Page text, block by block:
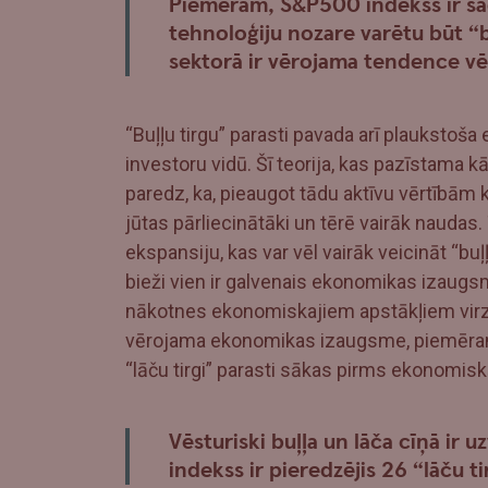
Piemēram, S&P500 indekss ir
tehnoloģiju nozare varētu būt
sektorā ir vērojama tendence
“Buļļu tirgu” parasti pavada arī
investoru vidū. Šī teorija, kas pazīstama
paredz, ka, pieaugot tādu aktīvu vērtībām
jūtas pārliecinātāki un tērē vairāk
ekspansiju, kas var vēl vairāk veicināt
bieži vien ir galvenais ekonomikas
nākotnes ekonomiskajiem apstākļiem
vērojama ekonomikas izaugsme,
“lāču tirgi” parasti sākas pirms
Vēsturiski buļļa un lāča cīņā ir
indekss ir pieredzējis 26 “lāču